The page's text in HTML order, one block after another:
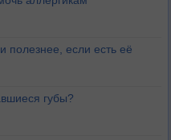
полезнее, если есть её
губы?